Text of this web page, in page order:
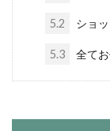
5.2 ショ
5.3 全て